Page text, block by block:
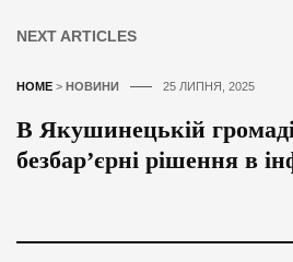
NEXT ARTICLES
HOME > НОВИНИ 25 ЛИПНЯ, 2025
В Якушинецькій
безбар’єрні рішення в